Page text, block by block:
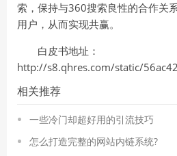
索，保持与360搜索良性的合作关
用户，从而实现共赢。
白皮书地址：
http://s8.qhres.com/static/
相关推荐
一些冷门却超好用的引流技巧
怎么打造完整的网站内链系统?